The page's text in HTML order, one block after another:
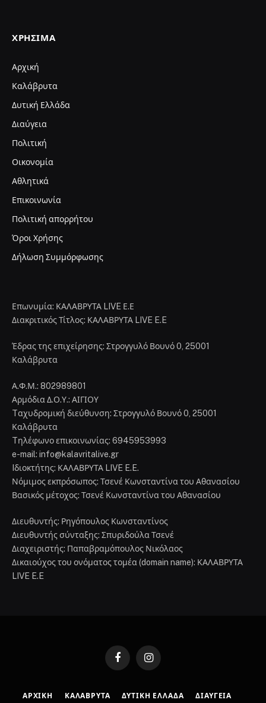
ΧΡΉΣΙΜΑ
Αρχική
Καλάβρυτα
Δυτική Ελλάδα
Διαύγεια
Πολιτική
Οικονομία
Αθλητικά
Επικοινωνία
Πολιτική απορρήτου
Όροι Χρήσης
Δήλωση Συμμόρφωσης
Επωνυμία: ΚΑΛΑΒΡΥΤΑ LIVE Ε.Ε
Διακριτικός Τίτλος: ΚΑΛΑΒΡΥΤΑ LIVE E.E
Έδρας της επιχείρησης: Στρογγυλό Βουνό 0, 25001
Καλάβρυτα
Α.Φ.Μ.: 802989801
Αρμόδια Δ.Ο.Υ.: ΑΙΓΙΟΥ
Tαχυδρομική διεύθυνση: Στρογγυλό Βουνό 0, 25001
Καλάβρυτα
Tηλέφωνο επικοινωνίας: 6945953993
e-mail: info@kalavritalive.gr
Iδιοκτήτης: ΚΑΛΑΒΡΥΤΑ LIVE E.E.
Νόμιμος εκπρόσωπος: Τσενέ Κωνσταντίνα του Αθανασίου
Βασικός μέτοχος: Τσενέ Κωνσταντίνα του Αθανασίου
Διευθυντής: Ρηγόπουλος Κωνσταντίνος
Διευθυντής σύνταξης: Σπυριδούλα Τσενέ
Διαχειριστής: Παπαβραμόπουλος Νικόλαος
Δικαιούχος του ονόματος τομέα (domain name): ΚΑΛΑΒΡΥΤΑ
LIVE E.E
FacebookInstagram
ΑΡΧΙΚΉ ΚΑΛΆΒΡΥΤΑ ΔΥΤΙΚΉ ΕΛΛΆΔΑ ΔΙΑΎΓΕΙΑ